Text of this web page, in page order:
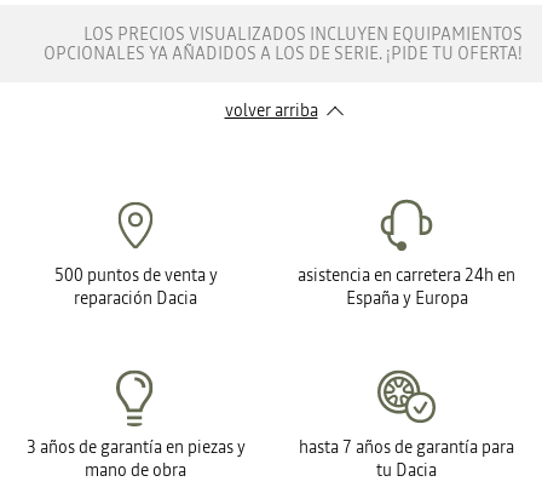
LOS PRECIOS VISUALIZADOS INCLUYEN EQUIPAMIENTOS
OPCIONALES YA AÑADIDOS A LOS DE SERIE. ¡PIDE TU OFERTA!
volver arriba
500 puntos de venta y
reparación Dacia
asistencia en carretera 24h en
España y Europa
3 años de garantía en piezas y
mano de obra
hasta 7 años de garantía para
tu Dacia